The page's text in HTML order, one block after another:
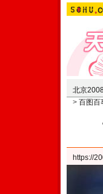
北京
> 百图百
https://